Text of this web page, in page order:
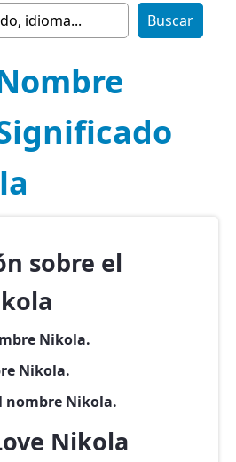
sobre el
Nikola.
Nikola.
nombre Nikola.
Nikola